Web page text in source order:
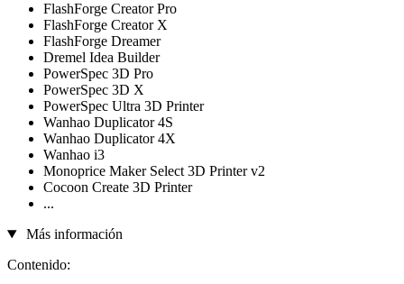
FlashForge Creator Pro
FlashForge Creator X
FlashForge Dreamer
Dremel Idea Builder
​PowerSpec 3D Pro​
PowerSpec 3D X
PowerSpec Ultra 3D Printer
​Wanhao Duplicator 4S
Wanhao Duplicator 4X
Wanhao i3
Monoprice Maker Select 3D Printer v2
Cocoon Create 3D Printer
...
Más información
Contenido: